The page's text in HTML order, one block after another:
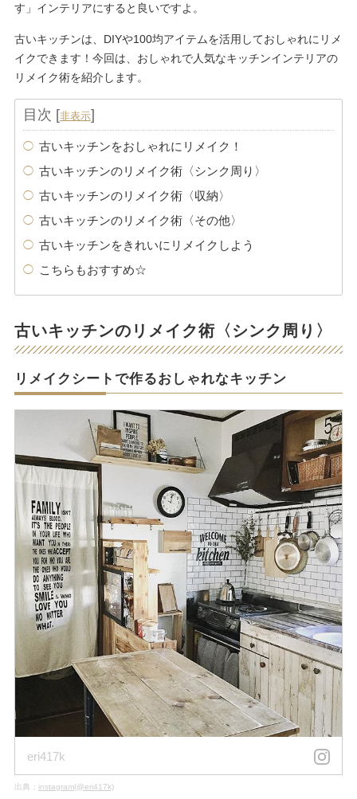
す」インテリアにすると良いですよ。
古いキッチンは、DIYや100均アイテムを活用しておしゃれにリメ
イクできます！今回は、おしゃれで人気なキッチンインテリアの
リメイク術を紹介します。
目次 [非表示]
古いキッチンをおしゃれにリメイク！
古いキッチンのリメイク術〈シンク周り〉
古いキッチンのリメイク術〈収納〉
古いキッチンのリメイク術〈その他〉
古いキッチンをきれいにリメイクしよう
こちらもおすすめ☆
古いキッチンのリメイク術〈シンク周り〉
リメイクシートで作るおしゃれなキッチン
eri417k
出典： instagram(@eri417k)